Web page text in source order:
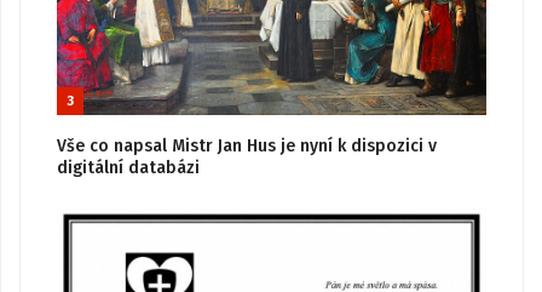
3
Vše co napsal Mistr Jan Hus je nyní k dispozici v
digitální databázi